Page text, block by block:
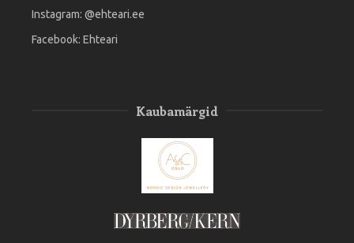
Instagram: @ehteari.ee
Facebook: Ehteari
Kaubamärgid